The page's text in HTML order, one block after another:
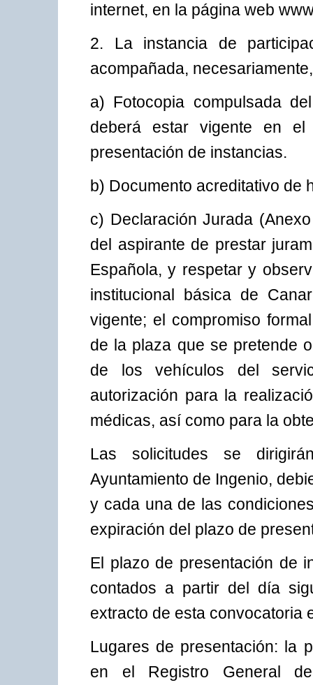
internet, en la página web
2. La instancia de
acompañada,
a) Fotocopia compulsada
deberá estar vigente en
presentación de instancias.
b) Documento acreditativo de
c) Declaración Jurada
del aspirante de prestar
Española, y respetar y
institucional básica de
vigente; el compromiso
de la plaza que se pretende
de los vehículos del
autorización para la
médicas, así como para la
Las solicitudes se
Ayuntamiento de Ingenio,
y cada una de las
expiración del plazo de
El plazo de presentación de
contados a partir del día
extracto de esta convocatoria
Lugares de presentación: la
en el Registro General